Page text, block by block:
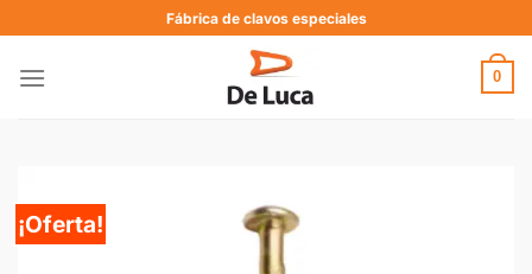
Fábrica de clavos especiales
0
¡Oferta!